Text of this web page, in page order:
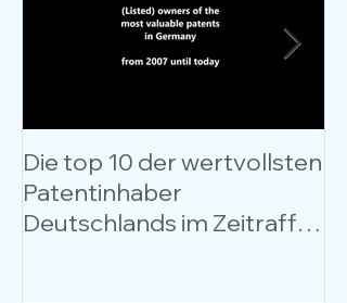
Die top 10 der wertvollsten
Patentinhaber
Deutschlands im Zeitraffer